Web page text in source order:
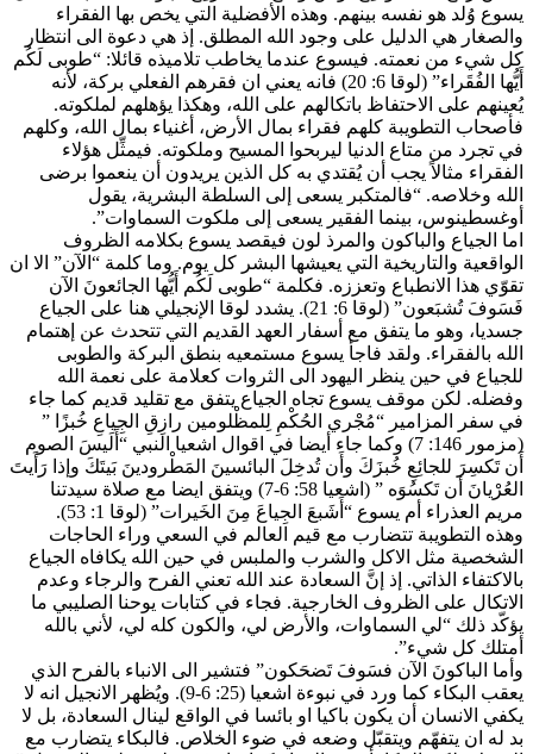
يسوع وُلد هو نفسه بينهم. وهذه الأفضلية التي يخص بها الفقراء
والصغار هي الدليل على وجود الله المطلق. إذ هي دعوة الى انتظار
كل شيء من نعمته. فيسوع عندما يخاطب تلاميذه قائلا: “طوبى لَكُم
أَيُّها الفُقَراء” (لوقا 6: 20) فانه يعني ان فقرهم الفعلي بركة، لأنه
يُعينهم على الاحتفاظ باتكالهم على الله، وهكذا يؤهلهم لملكوته.
فأصحاب التطويبة كلهم فقراء بمال الأرض، أغنياء بمال الله، وكلهم
في تجرد من متاع الدنيا ليربحوا المسيح وملكوته. فيمثِّل هؤلاء
الفقراء مثالاً يجب أن يُقتدي به كل الذين يريدون أن ينعموا برضى
الله وخلاصه. “فالمتكبر يسعى إلى السلطة البشرية، يقول
أوغسطينوس، بينما الفقير يسعى إلى ملكوت السماوات”.
اما الجياع والباكون والمرذ لون فيقصد يسوع بكلامه الظروف
الواقعية والتاريخية التي يعيشها البشر كل يوم. وما كلمة “الآن” الا ان
تقوّي هذا الانطباع وتعززه. فكلمة “طوبى لَكُم أَيُّها الجائعونَ الآن
فَسَوفَ تُشبَعون” (لوقا 6: 21). يشدد لوقا الإنجيلي هنا على الجياع
جسديا، وهو ما يتفق مع أسفار العهد القديم التي تتحدث عن إهتمام
الله بالفقراء. ولقد فاجأ يسوع مستمعيه بنطق البركة والطوبى
للجياع في حين ينظر اليهود الى الثروات كعلامة على نعمة الله
وفضله. لكن موقف يسوع تجاه الجياع يتفق مع تقليد قديم كما جاء
في سفر المزامير “مُجْري الحُكْمِ لِلمظْلومين رازِقِ الجِياعِ خُبزًا ”
(مزمور 146: 7) وكما جاء أيضا في اقوال اشعيا النبي “أَلَيسَ الصوم
أَن تَكسِرَ للجائِعِ خُبزَكَ وأَن تُدخِلَ البائسينَ المَطْرودينَ بَيتَكَ وإذا رَأَيتَ
العُرْيانَ أن تَكسُوَه ” (اشعيا 58: 6-7) ويتفق ايضا مع صلاة سيدتنا
مريم العذراء أم يسوع “أَشَبعَ الجِياعَ مِنَ الخَيرات” (لوقا 1: 53).
وهذه التطويبة تتضارب مع قيم العالم في السعي وراء الحاجات
الشخصية مثل الاكل والشرب والملبس في حين الله يكافاه الجياع
بالاكتفاء الذاتي. إذ إنَّ السعادة عند الله تعني الفرح والرجاء وعدم
الاتكال على الظروف الخارجية. فجاء في كتابات يوحنا الصليبي ما
يؤكّد ذلك “لي السماوات، والأرض لي، والكون كله لي، لأني بالله
أمتلك كل شيء”.
وأما الباكونَ الآن فسَوفَ تَضحَكون” فتشير الى الانباء بالفرح الذي
يعقب البكاء كما ورد في نبوءة اشعيا (25: 6-9). ويُظهر الانجيل انه لا
يكفي الانسان أن يكون باكيا او بائسا في الواقع لينال السعادة، بل لا
بد له ان يتفهّم ويتقبّل وضعه في ضوء الخلاص. فالبكاء يتضارب مع